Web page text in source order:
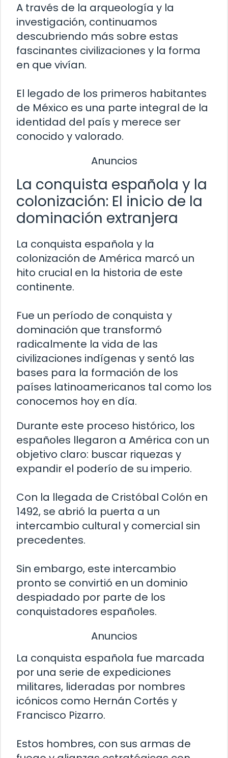
A través de la arqueología y la
investigación, continuamos
descubriendo más sobre estas
fascinantes civilizaciones y la forma
en que vivían.
El legado de los primeros habitantes
de México es una parte integral de la
identidad del país y merece ser
conocido y valorado.
Anuncios
La conquista española y la
colonización: El inicio de la
dominación extranjera
La conquista española y la
colonización de América marcó un
hito crucial en la historia de este
continente.
Fue un período de conquista y
dominación que transformó
radicalmente la vida de las
civilizaciones indígenas y sentó las
bases para la formación de los
países latinoamericanos tal como los
conocemos hoy en día.
Durante este proceso histórico, los
españoles llegaron a América con un
objetivo claro: buscar riquezas y
expandir el poderío de su imperio.
Con la llegada de Cristóbal Colón en
1492, se abrió la puerta a un
intercambio cultural y comercial sin
precedentes.
Sin embargo, este intercambio
pronto se convirtió en un dominio
despiadado por parte de los
conquistadores españoles.
Anuncios
La conquista española fue marcada
por una serie de expediciones
militares, lideradas por nombres
icónicos como Hernán Cortés y
Francisco Pizarro.
Estos hombres, con sus armas de